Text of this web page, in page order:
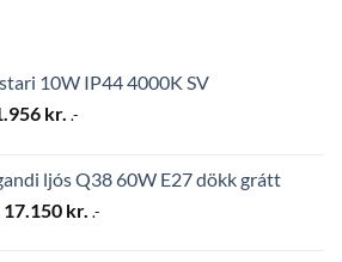
10W IP44 4000K SV
kr..
kr. Current
1.956 kr..
.-
ljós Q38 60W E27 dökk grátt
Original
17.150 kr. Current
.-